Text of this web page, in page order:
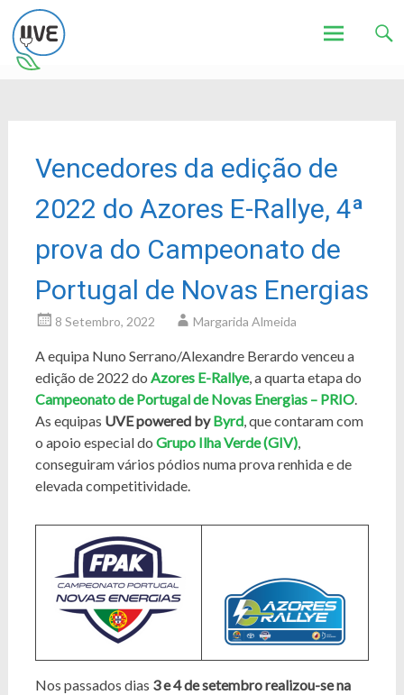
Vencedores da edição de
2022 do Azores E-Rallye, 4ª
prova do Campeonato de
Portugal de Novas Energias
8 Setembro, 2022 Margarida Almeida
A equipa Nuno Serrano/Alexandre Berardo venceu a
edição de 2022 do Azores E-Rallye, a quarta etapa do
Campeonato de Portugal de Novas Energias – PRIO.
As equipas UVE powered byByrd, que contaram com
o apoio especial do Grupo Ilha Verde(GIV),
conseguiram vários pódios numa prova renhida e de
elevada competitividade.
Nos passados dias 3 e 4 de setembro realizou-se na